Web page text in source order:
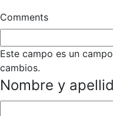
Comments
Este campo es un
cambios.
Nombre y